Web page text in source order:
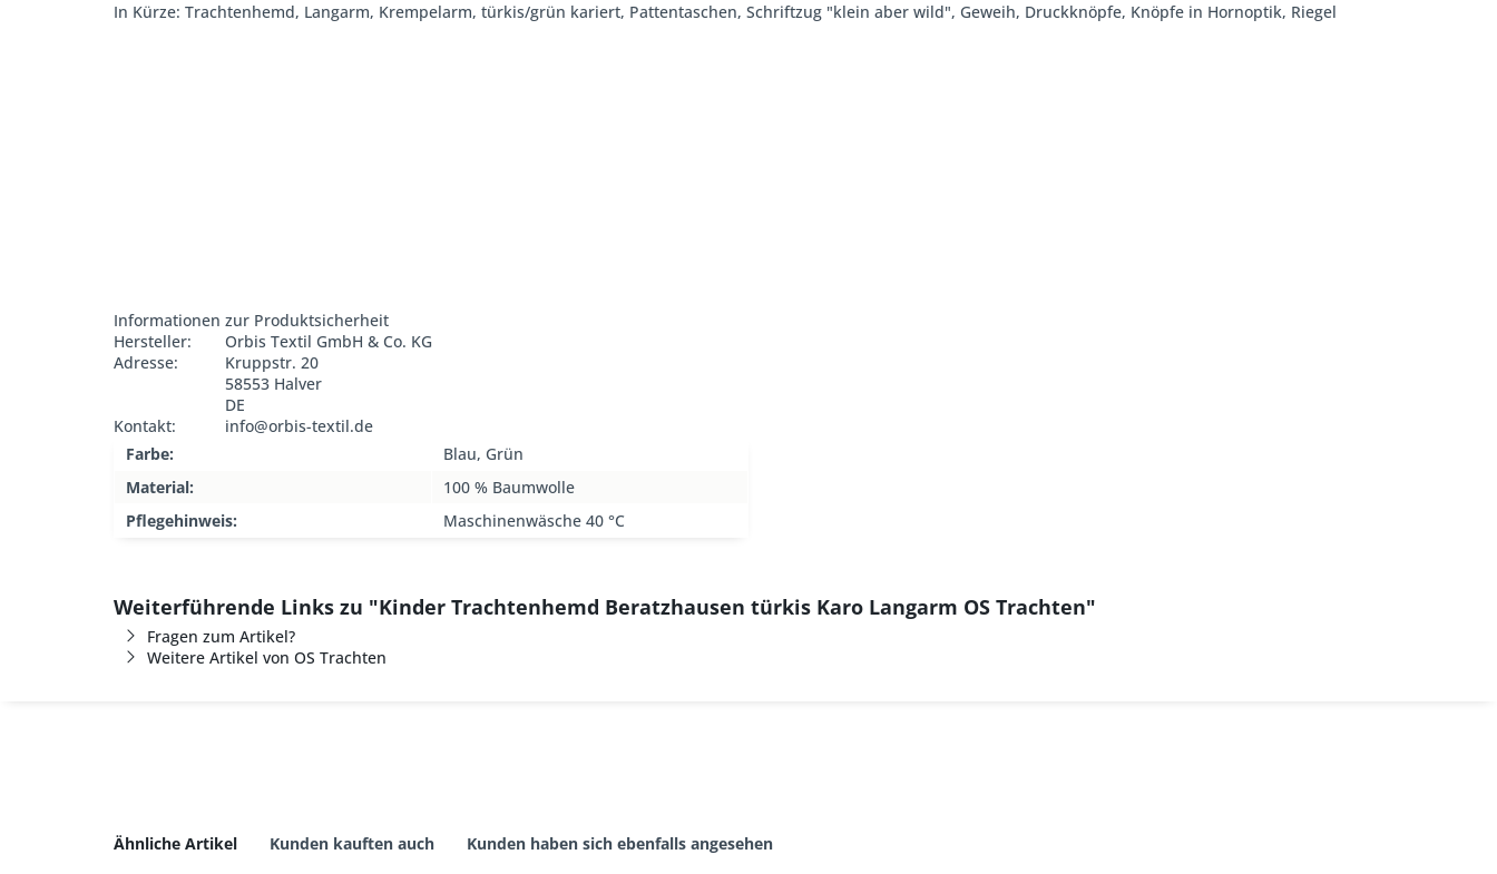
In Kürze: Trachtenhemd, Langarm, Krempelarm, türkis/grün kariert, Pattentaschen, Schriftzug "klein aber wild", Geweih, Druckknöpfe, Knöpfe in Hornoptik, Riegel
Informationen zur Produktsicherheit
Hersteller:
Orbis Textil GmbH & Co. KG
Adresse:
Kruppstr. 20
58553 Halver
DE
Kontakt:
info@orbis-textil.de
Farbe:
Blau, Grün
Material:
100 % Baumwolle
Pflegehinweis:
Maschinenwäsche 40 °C
Weiterführende Links zu "Kinder Trachtenhemd Beratzhausen türkis Karo Langarm OS Trachten"
Fragen zum Artikel?
Weitere Artikel von OS Trachten
Ähnliche Artikel Kunden kauften auch Kunden haben sich ebenfalls angesehen